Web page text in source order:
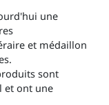
une
et médaillon
sont
et ont une